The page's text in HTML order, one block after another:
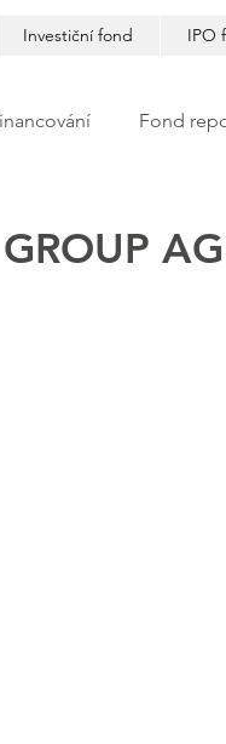
Investiční fond IPO
Fond